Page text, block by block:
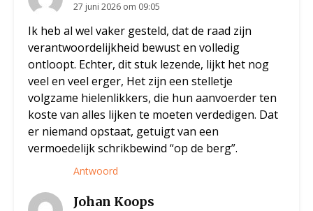
27 juni 2026 om 09:05
Ik heb al wel vaker gesteld, dat de raad zijn
verantwoordelijkheid bewust en volledig
ontloopt. Echter, dit stuk lezende, lijkt het nog
veel en veel erger, Het zijn een stelletje
volgzame hielenlikkers, die hun aanvoerder ten
koste van alles lijken te moeten verdedigen. Dat
er niemand opstaat, getuigt van een
vermoedelijk schrikbewind “op de berg”.
Antwoord
Johan Koops